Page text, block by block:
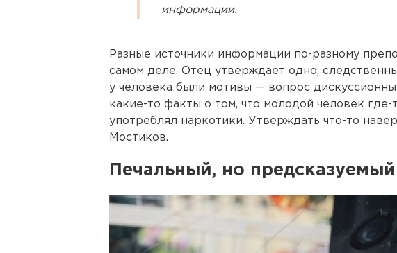
информации.
Разные источники информации по-разному
самом деле. Отец утверждает одно,
у человека были мотивы — вопрос
какие-то факты о том, что молодой человек
употреблял наркотики. Утверждать что-то
Мостиков.
Печальный, но